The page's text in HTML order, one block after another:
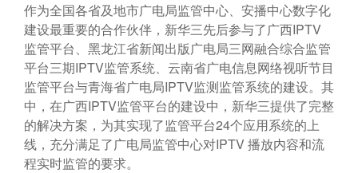
作为全国各省及地市广电局监管中心、安播中心数字化
建设最重要的合作伙伴，新华三先后参与了广西IPTV
监管平台、黑龙江省新闻出版广电局三网融合综合监管
平台三期IPTV监管系统、云南省广电信息网络视听节目
监管平台与青海省广电局IPTV监测监管系统的建设。其
中，在广西IPTV监管平台的建设中，新华三提供了完整
的解决方案，为其实现了监管平台24个应用系统的上
线，充分满足了广电局监管中心对IPTV 播放内容和流
程实时监管的要求。